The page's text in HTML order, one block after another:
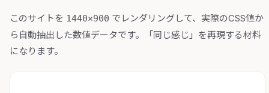
このサイトを 1440×900 でレンダリングして、実際のCSS値か
ら自動抽出した数値データです。「同じ感じ」を再現する材料
になります。